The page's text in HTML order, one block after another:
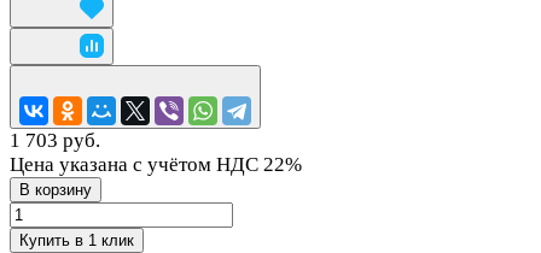
1 703 руб.
Цена указана с учётом НДС 22%
В корзину
Купить в 1 клик